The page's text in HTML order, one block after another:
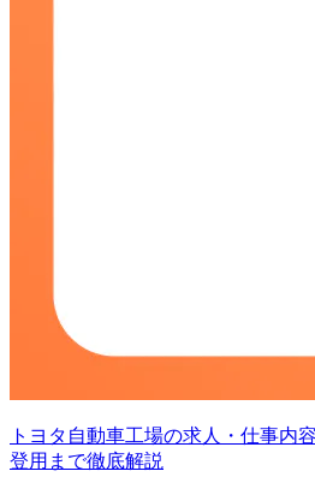
トヨタ自動車工場の求人・仕事内
登用まで徹底解説